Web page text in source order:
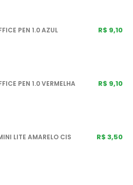
PEN 1.0 AZUL R$ 9,10
PEN 1.0 VERMELHA R$ 9,10
LITE AMARELO CIS R$ 3,50